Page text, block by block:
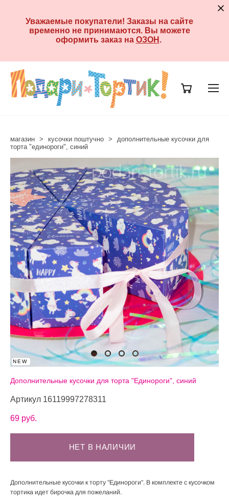
Уважаемые покупатели! Заказы на сайте
временно не принимаются. Вы можете
оформить заказ на ОЗОН .
магазин > кусочки поштучно >
дополнительные кусочки для
торта "единороги", синий
NEW
Дополнительные кусочки для торта "Единороги", синий
Артикул 16119997278311
69 pуб.
НЕТ В НАЛИЧИИ
Дополнительные кусочки к торту "Единороги". В комплекте с кусочком
тортика идет бирочка для пожеланий.